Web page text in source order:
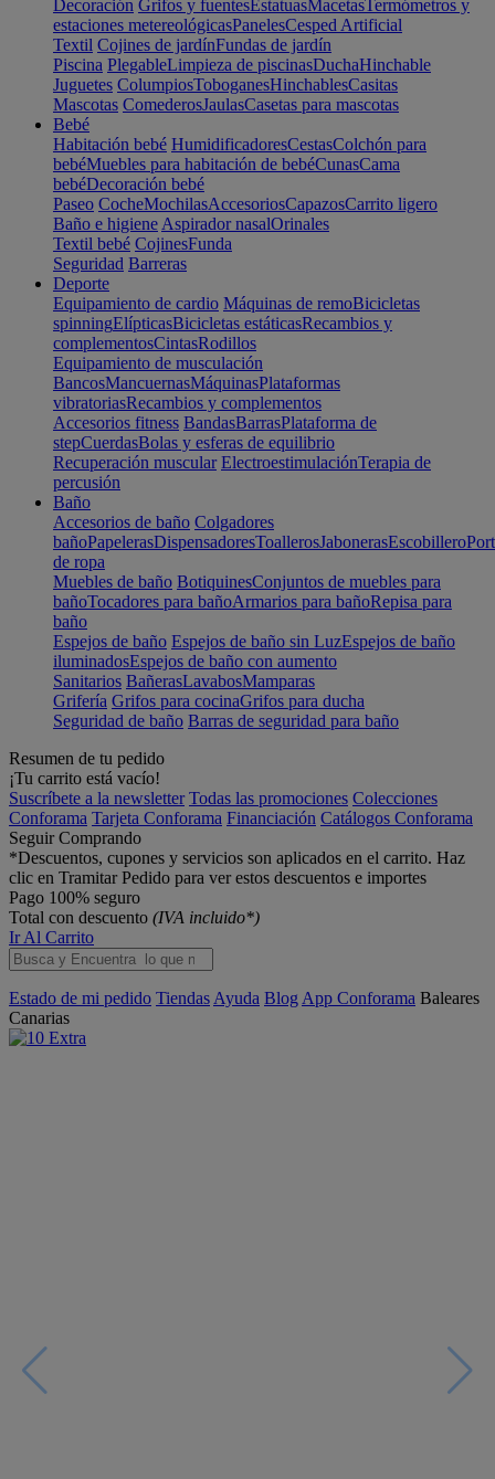
Decoración Grifos y fuentesEstatuasMacetasTermómetros y
estaciones metereológicasPanelesCesped Artificial
Textil Cojines de jardínFundas de jardín
Piscina PlegableLimpieza de piscinasDuchaHinchable
Juguetes ColumpiosToboganesHinchablesCasitas
Mascotas ComederosJaulasCasetas para mascotas
Bebé
Habitación bebé HumidificadoresCestasColchón para
bebéMuebles para habitación de bebéCunasCama
bebéDecoración bebé
Paseo CocheMochilasAccesoriosCapazosCarrito ligero
Baño e higiene Aspirador nasalOrinales
Textil bebé CojinesFunda
Seguridad Barreras
Deporte
Equipamiento de cardio Máquinas de remoBicicletas
spinningElípticasBicicletas estáticasRecambios y
complementosCintasRodillos
Equipamiento de musculación
BancosMancuernasMáquinasPlataformas
vibratoriasRecambios y complementos
Accesorios fitness BandasBarrasPlataforma de
stepCuerdasBolas y esferas de equilibrio
Recuperación muscular ElectroestimulaciónTerapia de
percusión
Baño
Accesorios de baño Colgadores
bañoPapelerasDispensadoresToallerosJabonerasEscobillero
de ropa
Muebles de baño BotiquinesConjuntos de muebles para
bañoTocadores para bañoArmarios para bañoRepisa para
baño
Espejos de baño Espejos de baño sin LuzEspejos de baño
iluminadosEspejos de baño con aumento
Sanitarios BañerasLavabosMamparas
Grifería Grifos para cocinaGrifos para ducha
Seguridad de baño Barras de seguridad para baño
Resumen de tu pedido
¡Tu carrito está vacío!
Suscríbete a la newsletter Todas las promociones Colecciones
Conforama Tarjeta Conforama Financiación Catálogos Conforama
Seguir Comprando
*Descuentos, cupones y servicios son aplicados en el carrito. Haz
clic en Tramitar Pedido para ver estos descuentos e importes
Pago 100% seguro
Total con descuento (IVA incluido*)
Ir Al Carrito
Estado de mi pedido Tiendas Ayuda Blog App Conforama Baleares
Canarias